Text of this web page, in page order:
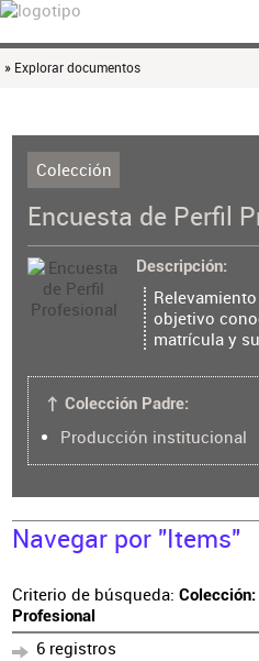
» Explorar documentos
Colección
Encuesta de Perfil
Descripción
objetivo
matrícula y
↑ Colección Padre:
Producción institucional
Navegar por "Items"
Criterio de búsqueda:
Profesional
6 registros